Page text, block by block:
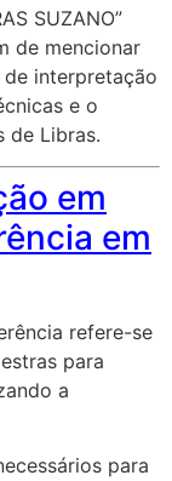
SUZANO”
de mencionar
interpretação
e o
de Libras.
em
em
refere-se
para
a
para